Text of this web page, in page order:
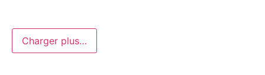
Charger plus…